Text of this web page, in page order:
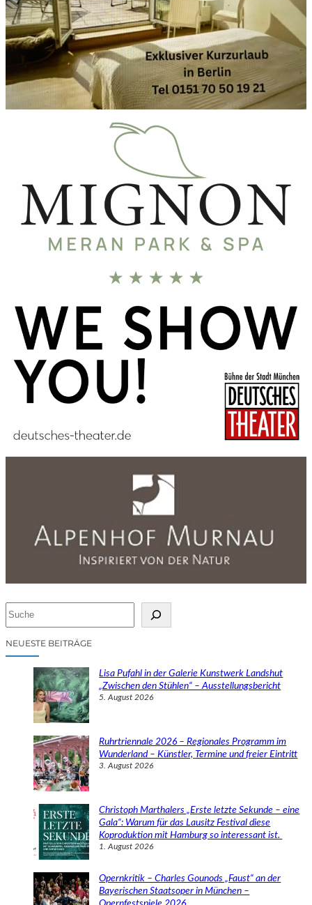
NEUESTE BEITRÄGE
Lisa Pufahl in der Galerie Kunstwerk Landshut
„Zwischen den Stühlen“ – Ausstellungsbericht
5. August 2026
Ruhrtriennale 2026 – Regionales Programm im
Wunderland – Künstler, Termine und freier Eintritt
3. August 2026
Christoph Marthalers „Erste letzte Sekunde – eine
Gala“: Warum für das Lausitz Festival diese
Koproduktion mit Hamburg so interessant ist.
1. August 2026
Opernkritik – Charles Gounods „Faust“ an der
Bayerischen Staatsoper in München –